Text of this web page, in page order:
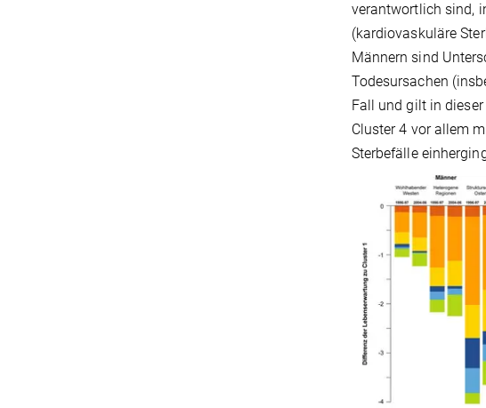
verantwortlich sind,
(kardiovaskuläre
Männern sind
Todesursachen
Fall und gilt in
Cluster 4 vor allem
Sterbefälle